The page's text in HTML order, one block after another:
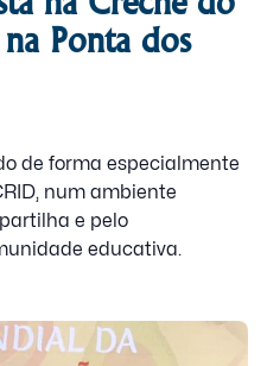
Ponta dos
de forma especialmente
num ambiente
e pelo
educativa.